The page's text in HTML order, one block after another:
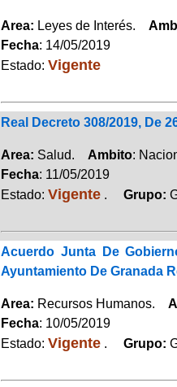
Area: Leyes de Interés.
Fecha: 14/05/2019
Estado: Vigente
Real Decreto 308/2019, De
Area: Salud. Ambito:
Fecha: 11/05/2019
Estado: Vigente. Grupo:
Acuerdo Junta De
Ayuntamiento De Granada
Area: Recursos Humanos.
Fecha: 10/05/2019
Estado: Vigente. Grupo: